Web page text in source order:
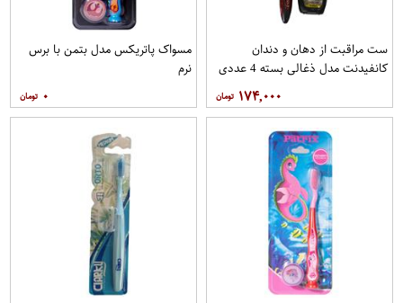
ست مراقبت از دهان و دندان
کانفیدنت مدل ذغالی بسته 4 عددی
۱۷۴,۰۰۰
مسواک پاتریکس مدل بتمن با برس
نرم
۰